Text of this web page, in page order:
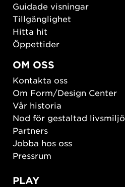
Guidade visningar
Tillgänglighet
Hitta hit
Öppettider
OM OSS
Kontakta oss
Om Form/Design Center
Vår historia
Nod för gestaltad livsmiljö
Partners
Jobba hos oss
Pressrum
PLAY